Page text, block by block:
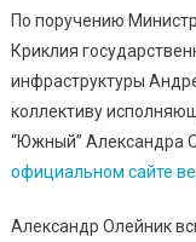
По поручению
Криклия
инфраструктуры
коллективу
“Южный” Александра
официальном сайте
Александр Олейник